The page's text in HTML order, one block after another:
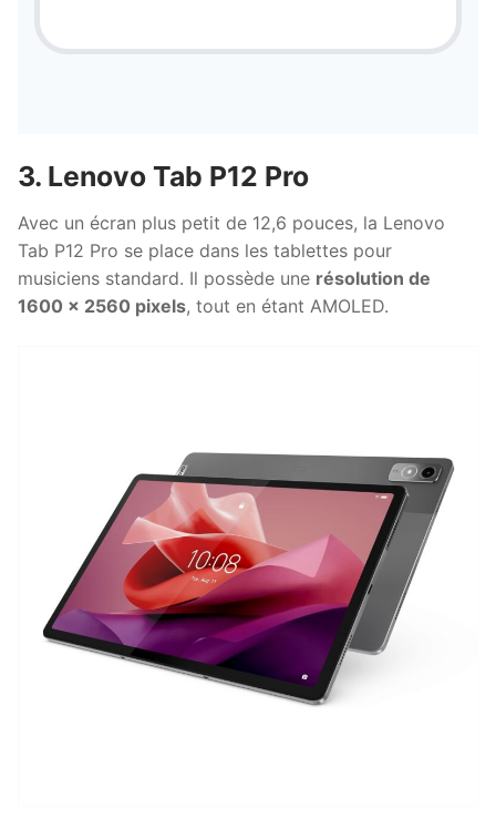
3. Lenovo Tab P12 Pro
Avec un écran plus petit de 12,6 pouces, la Lenovo
Tab P12 Pro se place dans les tablettes pour
musiciens standard. Il possède une résolution de
1600 x 2560 pixels, tout en étant AMOLED.